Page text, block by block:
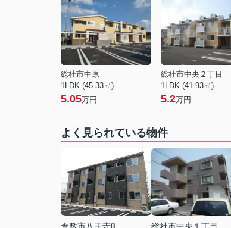
総社市中原
1LDK (45.33㎡)
5.05万円
総社市中央２丁目
1LDK (41.93㎡)
5.2万円
よく見られている物件